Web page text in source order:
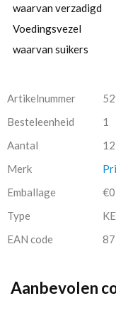
waarvan verzadigd
Voedingsvezel
waarvan suikers
Artikelnummer
Besteleenheid
1
Aantal
12
Merk
Emballage
Type
EAN code
Aanbevolen